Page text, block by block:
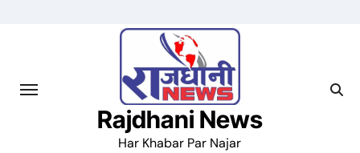
Rajdhani News
Har Khabar Par Najar